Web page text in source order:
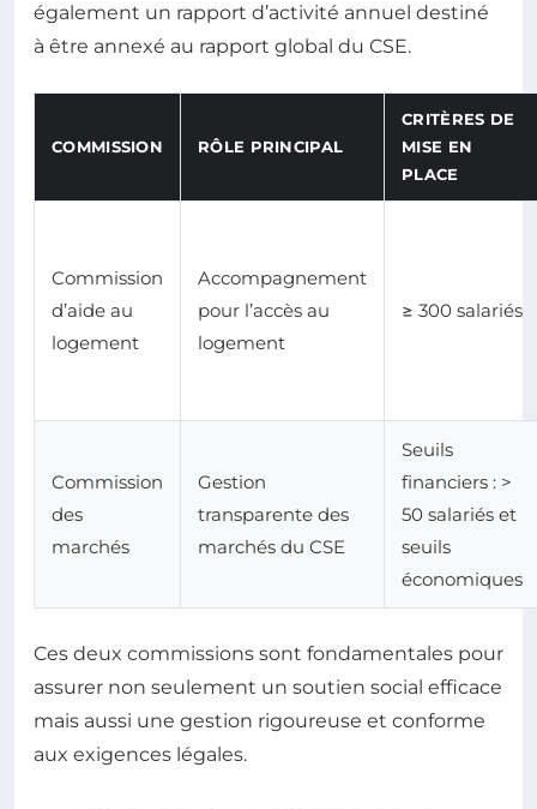
également un rapport d’activité annuel destiné
à être annexé au rapport global du CSE.
COMMISSION RÔLE PRINCIPAL
CRITÈRES DE
MISE EN
PLACE
Commission
d’aide au
logement
Accompagnement
pour l’accès au
logement
≥ 300 salariés
Commission
des
marchés
Gestion
transparente des
marchés du CSE
Seuils
financiers : >
50 salariés et
seuils
économiques
Ces deux commissions sont fondamentales pour
assurer non seulement un soutien social efficace
mais aussi une gestion rigoureuse et conforme
aux exigences légales.